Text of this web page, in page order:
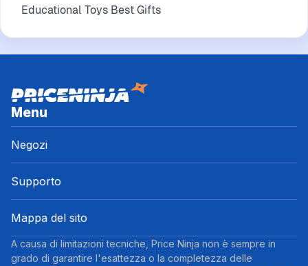
Educational Toys Best Gifts
Menu
Negozi
Supporto
Mappa del sito
A causa di limitazioni tecniche, Price Ninja non è sempre in
grado di garantire l'esattezza o la completezza delle